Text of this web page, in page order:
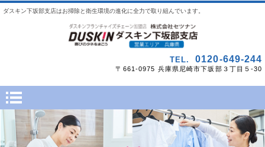
ダスキン下坂部支店はお掃除と衛生環境の進化に全力で取り組んでいます。
TEL. 0120-649-244
〒661-0975 兵庫県尼崎市下坂部３丁目５-30